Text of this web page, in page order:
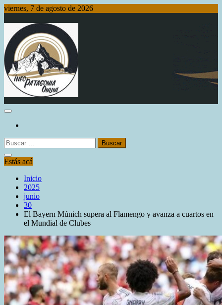
Saltar
contenido
viernes, 7 de agosto de 2026
Info Patagonia Online
Buscar:
Estás acá
Inicio
2025
junio
30
El Bayern Múnich supera al Flamengo y avanza a cuartos en
el Mundial de Clubes